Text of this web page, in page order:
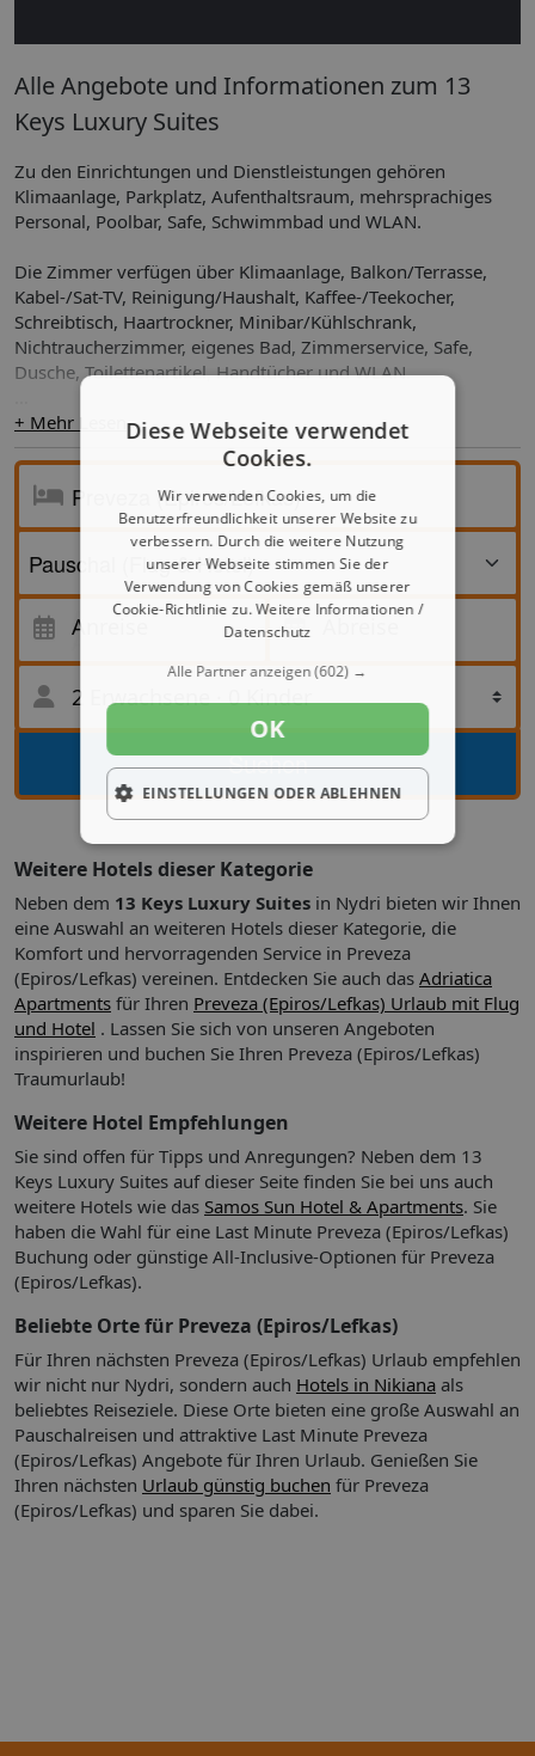
Alle Angebote und Informationen zum 13
Keys Luxury Suites
Zu den Einrichtungen und Dienstleistungen gehören
Klimaanlage, Parkplatz, Aufenthaltsraum, mehrsprachiges
Personal, Poolbar, Safe, Schwimmbad und WLAN.
Die Zimmer verfügen über Klimaanlage, Balkon/Terrasse,
Kabel-/Sat-TV, Reinigung/Haushalt, Kaffee-/Teekocher,
Schreibtisch, Haartrockner, Minibar/Kühlschrank,
Nichtraucherzimmer, eigenes Bad, Zimmerservice, Safe,
Dusche, Toilettenartikel, Handtücher und WLAN.
Notiz:
Unterkunft nur für Erwachsene (ab 16 Jahren)
Check-in: 15.00 Uhr / Check-out: 12.00 Uhr
HOTEL GEÖFFNET VOM 1.05.2025 BIS 15.10.2025
Adresse: Nidri 31100 Lefkada Griechenland
+ Mehr Lesen
Anreise
Abreise
Anreise
2 Erwachsene·0 Kinder
Suchen
Weitere Hotels dieser Kategorie
Neben dem 13 Keys Luxury Suites in Nydri bieten wir Ihnen
eine Auswahl an weiteren Hotels dieser Kategorie, die
Komfort und hervorragenden Service in Preveza
(Epiros/Lefkas) vereinen. Entdecken Sie auch das Adriatica
Apartments für Ihren Preveza (Epiros/Lefkas) Urlaub mit Flug
und Hotel . Lassen Sie sich von unseren Angeboten
inspirieren und buchen Sie Ihren Preveza (Epiros/Lefkas)
Traumurlaub!
Weitere Hotel Empfehlungen
Sie sind offen für Tipps und Anregungen? Neben dem 13
Keys Luxury Suites auf dieser Seite finden Sie bei uns auch
weitere Hotels wie das Samos Sun Hotel & Apartments. Sie
haben die Wahl für eine Last Minute Preveza (Epiros/Lefkas)
Buchung oder günstige All-Inclusive-Optionen für Preveza
(Epiros/Lefkas).
Beliebte Orte für Preveza (Epiros/Lefkas)
Für Ihren nächsten Preveza (Epiros/Lefkas) Urlaub empfehlen
wir nicht nur Nydri, sondern auch Hotels in Nikiana als
beliebtes Reiseziele. Diese Orte bieten eine große Auswahl an
Pauschalreisen und attraktive Last Minute Preveza
(Epiros/Lefkas) Angebote für Ihren Urlaub. Genießen Sie
Ihren nächsten Urlaub günstig buchen für Preveza
(Epiros/Lefkas) und sparen Sie dabei.
Diese Webseite verwendet
Cookies.
Wir verwenden Cookies, um die
Benutzerfreundlichkeit unserer Website zu
verbessern. Durch die weitere Nutzung
unserer Webseite stimmen Sie der
Verwendung von Cookies gemäß unserer
Cookie-Richtlinie zu.Weitere Informationen /
Datenschutz
Alle Partner anzeigen(602) →
OK
EINSTELLUNGEN ODER ABLEHNEN